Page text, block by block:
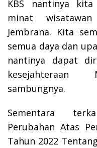
KBS nantinya
minat
Jembrana. Kita
semua daya dan
nantinya dapat
kesejahteraan
sambungnya.
Sementara
Perubahan Atas
Tahun 2022